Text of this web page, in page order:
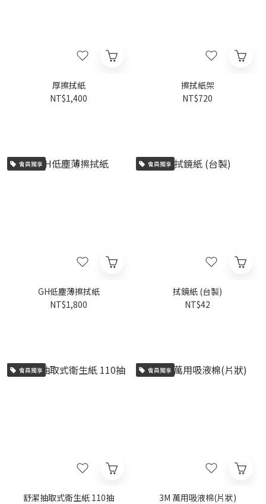
厚擦拭紙
NT$1,400
擦拭紙架
NT$720
會員獨享
GH低塵薄擦拭紙
NT$1,800
會員獨享
拭鏡紙 (台製)
NT$42
會員獨享
舒潔抽取式衛生紙 110抽
會員獨享
3M 萬用吸液棉(片狀)